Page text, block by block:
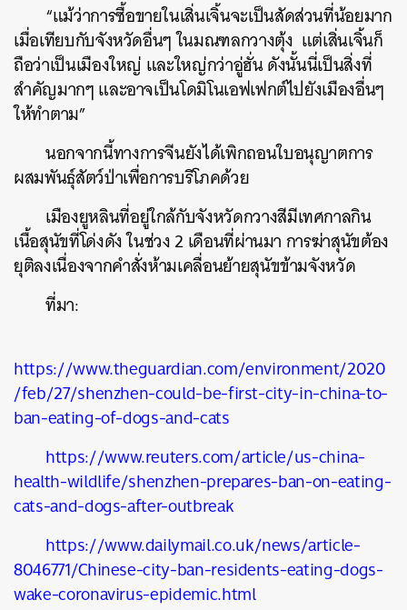
“แม้ว่าการซื้อขายในเสิ่นเจิ้นจะเป็นสัดส่วนที่น้อยมาก
เมื่อเทียบกับจังหวัดอื่นๆ ในมณฑลกวางตุ้ง แต่เสิ่นเจิ้นก็
ถือว่าเป็นเมืองใหญ่ และใหญ่กว่าอู่ฮั่น ดังนั้นนี่เป็นสิ่งที่
สำคัญมากๆ และอาจเป็นโดมิโนเอฟเฟกต์ไปยังเมืองอื่นๆ
ให้ทำตาม”
นอกจากนี้ทางการจีนยังได้เพิกถอนใบอนุญาตการ
ผสมพันธุ์สัตว์ป่าเพื่อการบริโภคด้วย
เมืองยูหลินที่อยู่ใกล้กับจังหวัดกวางสีมีเทศกาลกิน
เนื้อสุนัขที่โด่งดัง ในช่วง 2 เดือนที่ผ่านมา การฆ่าสุนัขต้อง
ยุติลงเนื่องจากคำสั่งห้ามเคลื่อนย้ายสุนัขข้ามจังหวัด
ที่มา:
https://www.theguardian.com/environment/2020
/feb/27/shenzhen-could-be-first-city-in-china-to-
ban-eating-of-dogs-and-cats
https://www.reuters.com/article/us-china-
health-wildlife/shenzhen-prepares-ban-on-eating-
cats-and-dogs-after-outbreak
https://www.dailymail.co.uk/news/article-
8046771/Chinese-city-ban-residents-eating-dogs-
wake-coronavirus-epidemic.html
ค้นหา
SHARE TWEET LINE EMAIL